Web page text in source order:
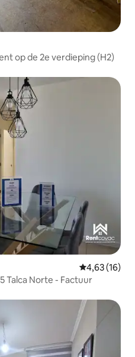
op de 2e verdieping (H2)
Gemiddelde
4,63 (16)
Talca Norte - Factuur